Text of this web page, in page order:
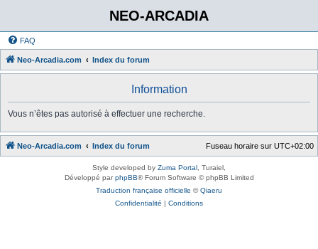
NEO-ARCADIA
FAQ
Neo-Arcadia.com Index du forum
Information
Vous n’êtes pas autorisé à effectuer une recherche.
Neo-Arcadia.com Index du forum Fuseau horaire sur UTC+02:00
Style developed by Zuma Portal , Turaiel,
Développé parphpBB® Forum Software © phpBB Limited
Traduction française officielle ©Qiaeru
Confidentialité | Conditions